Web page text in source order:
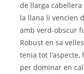
de llarga
la llana li vencien
amb verd-obscur
Robust en sa
tenia tot
per dominar en